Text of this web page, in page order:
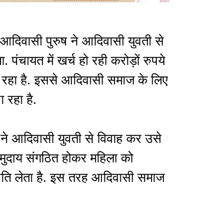
पुरुष ने आदिवासी युवती से
पंचायत में खर्च हो रही करोड़ों रुपये
रहा है. इससे आदिवासी समाज के लिए
रहा है.
आदिवासी युवती से विवाह कर उसे
संगठित होकर महिला को
लेता है. इस तरह आदिवासी समाज